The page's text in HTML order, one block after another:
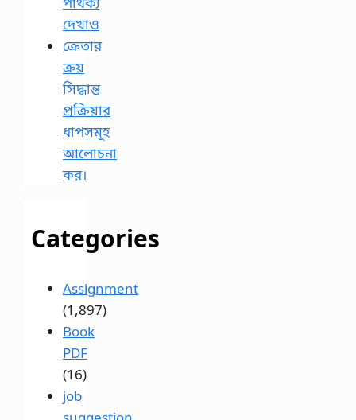
দেখাও
ক্রেতার
ক্রয়
সিদ্ধান্ত
প্রক্রিয়ার
ধাপসমূহ
আলোচনা
কর।
Categories
Assignment
(1,897)
Book
PDF
(16)
job